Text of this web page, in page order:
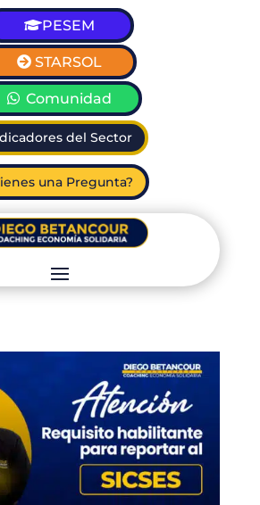
PESEM
STARSOL
Comunidad
del Sector
una Pregunta?